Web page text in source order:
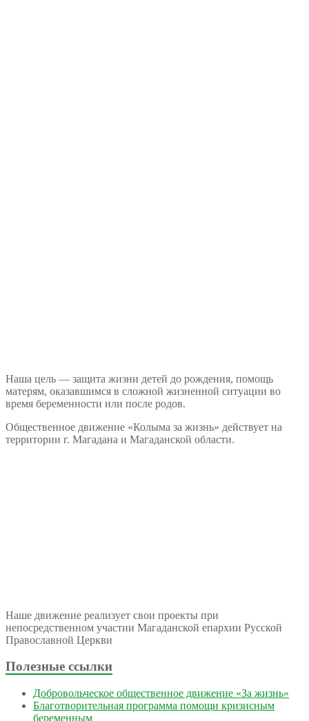
Наша цель — защита жизни детей до рождения, помощь
матерям, оказавшимся в сложной жизненной ситуации во
время беременности или после родов.
Общественное движение «Колыма за жизнь» действует на
территории г. Магадана и Магаданской области.
Наше движение реализует свои проекты при
непосредственном участии Магаданской епархии Русской
Православной Церкви
Полезные ссылки
Добровольческое общественное движение «За жизнь»
Благотворительная программа помощи кризисным
беременным